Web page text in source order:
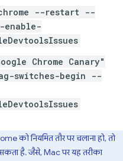
--restart --
Chrome Canary"
switches-begin --
को नियमित तौर पर चलाना हो, तो
है. जैसे, Mac पर यह तरीका